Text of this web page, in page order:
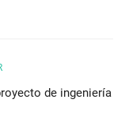
de ingeniería